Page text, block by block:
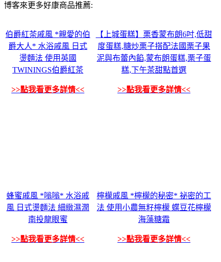
博客來更多好康商品推薦:
伯爵紅茶戚風 *親愛的伯
爵大人* 水浴戚風 日式
燙麵法 使用英國
TWININGS伯爵紅茶
>>點我看更多詳情<<
【上城蛋糕】栗香蒙布朗6吋,低甜
度蛋糕,糖炒栗子搭配法國栗子果
泥與布蕾內餡,蒙布朗蛋糕,栗子蛋
糕,下午茶甜點首選
>>點我看更多詳情<<
蜂蜜戚風 *嗡嗡* 水浴戚
風 日式燙麵法 細緻濕潤
南投龍眼蜜
>>點我看更多詳情<<
檸檬戚風 *檸檬的秘密* 祕密的工
法 使用小農無籽檸檬 蝶豆花檸檬
海藻糖霜
>>點我看更多詳情<<